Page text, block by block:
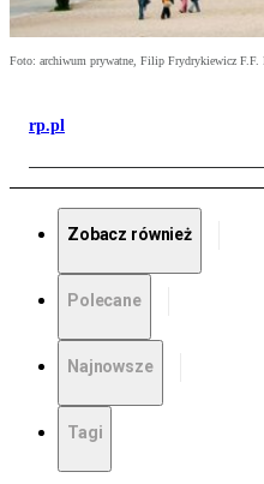
Foto: archiwum prywatne, Filip Frydrykiewicz
rp.pl
Zobacz również
Polecane
Najnowsze
Tagi